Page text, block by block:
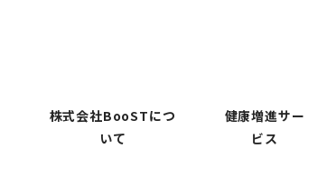
株式会社BooSTにつ
いて
健康増進サー
ビス